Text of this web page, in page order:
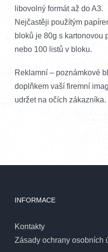
libovolný formát až do A3.
Nejčastěji použítým
bloků je 80g s kartonovou
nebo 100 listů v bloku.
Reklamní – poznámkové
doplňkem vaší firemní
udržet na očích zákazníka.
INFORMACE
Kontakty
Zásady ochrany osobních